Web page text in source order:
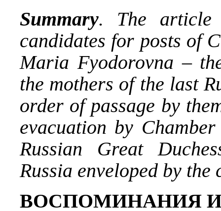
Summary. The article
candidates for posts of
Maria Fyodorovnа –
the mothers of the last
order of passage by
evacuation by
Russian Great
Russia enveloped by the
ВОСПОМИНАНИЯ